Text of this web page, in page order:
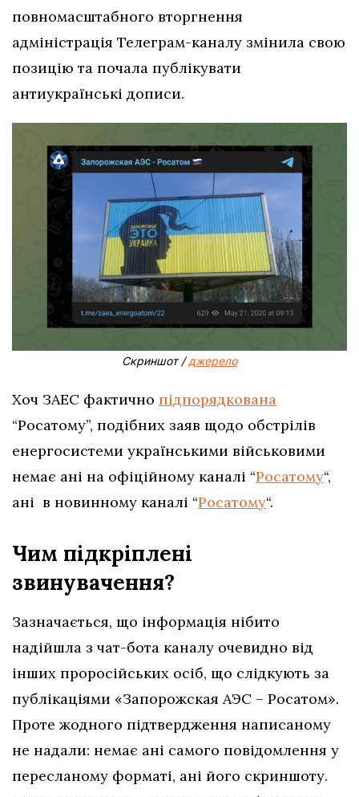
повномасштабного вторгнення
адміністрація Телеграм-каналу змінила свою
позицію та почала публікувати
антиукраїнські дописи.
Скриншот /джерело
Хоч ЗАЕС фактично підпорядкована
“Росатому”, подібних заяв щодо обстрілів
енергосистеми українськими військовими
немає ані на офіційному каналі “Росатому“,
ані в новинному каналі “Росатому“.
Чим підкріплені
звинувачення?
Зазначається, що інформація нібито
надійшла з чат-бота каналу очевидно від
інших проросійських осіб, що слідкують за
публікаціями «Запорожская АЭС – Росатом».
Проте жодного підтвердження написаному
не надали: немає ані самого повідомлення у
пересланому форматі, ані його скриншоту.